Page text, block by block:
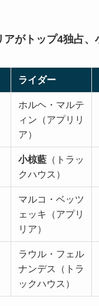
アがトップ4独占、
ライダー
ホルヘ・マルテ
ィン（アプリリ
ア）
小椋藍（トラッ
クハウス）
マルコ・ベッツ
ェッキ（アプリ
リア）
ラウル・フェル
ナンデス（トラ
ックハウス）